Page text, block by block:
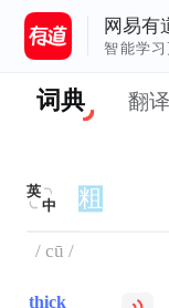
网易有
智能学
词典 翻译
英
中
/ cū /
thick